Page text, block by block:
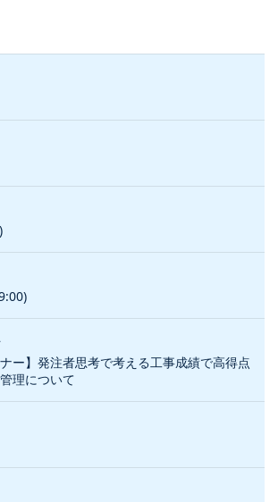
ナー】発注者思考で考える工事成績で高得点
理について